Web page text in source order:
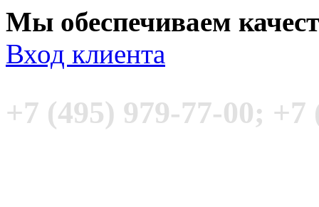
Мы обеспечиваем
Вход клиента
+7 (495) 979-77-00; +7